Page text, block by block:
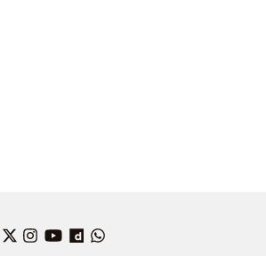
Facebook
Twitter
Instagram
YouTube
Dailymotion